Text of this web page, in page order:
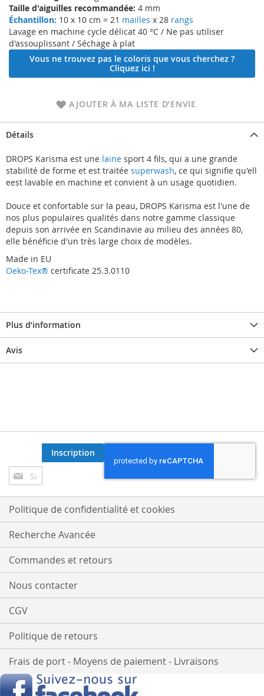
Taille d'aiguilles recommandée: 4 mm
Échantillon: 10 x 10 cm = 21 mailles x 28 rangs
Lavage en machine cycle délicat 40 °C / Ne pas utiliser
d'assouplissant / Séchage à plat
Vous ne trouvez pas le coloris que vous cherchez ?
Cliquez ici !
AJOUTER À MA LISTE D’ENVIE
Détails
DROPS Karisma est une laine sport 4 fils, qui a une grande
stabilité de forme et est traitée superwash, ce qui signifie qu'ell
eest lavable en machine et convient à un usage quotidien.
Douce et confortable sur la peau, DROPS Karisma est l'une de
nos plus populaires qualités dans notre gamme classique
depuis son arrivée en Scandinavie au milieu des années 80,
elle bénéficie d'un très large choix de modèles.
Made in EU
Oeko-Tex® certificate 25.3.0110
Plus d’information
Avis
Inscription
à
notre
lettre
d’information
:
Inscription
Politique de confidentialité et cookies
Recherche Avancée
Commandes et retours
Nous contacter
CGV
Politique de retours
Frais de port - Moyens de paiement - Livraisons